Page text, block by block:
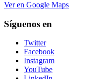
Ver en Google Maps
Síguenos en
Twitter
Facebook
Instagram
YouTube